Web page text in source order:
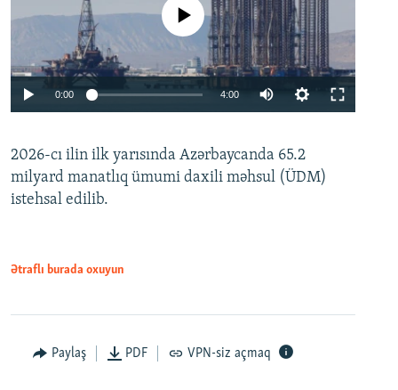
Auto 240p 360p 480p
No media source currently available
0:00 4:00
360p
480p
2026-cı ilin ilk yarısında Azərbaycanda 65.2
milyard manatlıq ümumi daxili məhsul (ÜDM)
istehsal edilib.
Ətraflı burada oxuyun
Paylaş PDF VPN-siz açmaq